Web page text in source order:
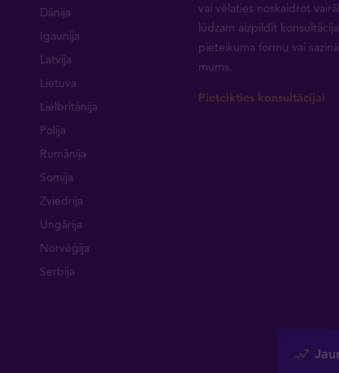
Dānija
Igaunija
Latvija
Lietuva
Lielbritānija
Polija
Rumānija
Somija
Zviedrija
Ungārija
Norvēģija
Serbija
vai vēlaties noskaidrot
lūdzam aizpildīt
pieteikuma formu vai
mums.
Pieteikties konsultācijai